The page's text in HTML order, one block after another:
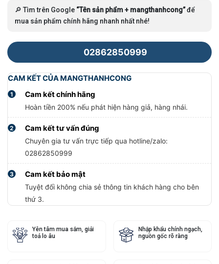
🔎 Tìm trên Google “Tên sản phẩm + mangthanhcong”để
mua sản phẩm chính hãng nhanh nhất nhé!
02862850999
CAM KẾT CỦA MANGTHANHCONG
1 Cam kết chính hãng
Hoàn tiền 200% nếu phát hiện hàng giả, hàng nhái.
2 Cam kết tư vấn đúng
Chuyên gia tư vấn trực tiếp qua hotline/zalo:
02862850999
3 Cam kết bảo mật
Tuyệt đối không chia sẻ thông tin khách hàng cho bên
thứ 3.
Yên tâm mua sắm, giải
toả lo âu
Nhập khẩu chính ngạch,
nguồn gốc rõ ràng